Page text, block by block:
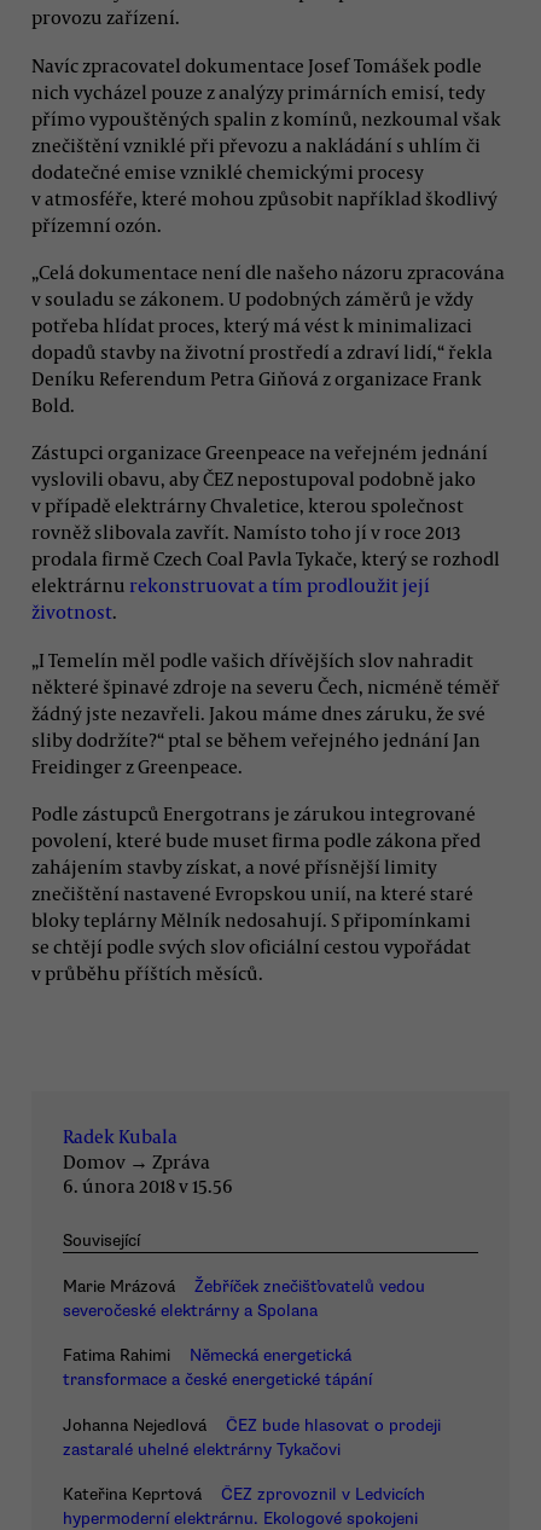
provozu zařízení.
Navíc zpracovatel dokumentace Josef Tomášek podle
nich vycházel pouze z analýzy primárních emisí, tedy
přímo vypouštěných spalin z komínů, nezkoumal však
znečištění vzniklé při převozu a nakládání s uhlím či
dodatečné emise vzniklé chemickými procesy
v atmosféře, které mohou způsobit například škodlivý
přízemní ozón.
„Celá dokumentace není dle našeho názoru zpracována
v souladu se zákonem. U podobných záměrů je vždy
potřeba hlídat proces, který má vést k minimalizaci
dopadů stavby na životní prostředí a zdraví lidí,“ řekla
Deníku Referendum Petra Giňová z organizace Frank
Bold.
Zástupci organizace Greenpeace na veřejném jednání
vyslovili obavu, aby ČEZ nepostupoval podobně jako
v případě elektrárny Chvaletice, kterou společnost
rovněž slibovala zavřít. Namísto toho jí v roce 2013
prodala firmě Czech Coal Pavla Tykače, který se rozhodl
elektrárnu rekonstruovat a tím prodloužit její
životnost.
„I Temelín měl podle vašich dřívějších slov nahradit
některé špinavé zdroje na severu Čech, nicméně téměř
žádný jste nezavřeli. Jakou máme dnes záruku, že své
sliby dodržíte?“ ptal se během veřejného jednání Jan
Freidinger z Greenpeace.
Podle zástupců Energotrans je zárukou integrované
povolení, které bude muset firma podle zákona před
zahájením stavby získat, a nové přísnější limity
znečištění nastavené Evropskou unií, na které staré
bloky teplárny Mělník nedosahují. S připomínkami
se chtějí podle svých slov oficiální cestou vypořádat
v průběhu příštích měsíců.
Radek Kubala
Domov → Zpráva
6. února 2018 v 15.56
Související
Marie Mrázová
Žebříček znečišťovatelů vedou
severočeské elektrárny a Spolana
Fatima Rahimi
Německá energetická
transformace a české energetické tápání
Johanna Nejedlová
ČEZ bude hlasovat o prodeji
zastaralé uhelné elektrárny Tykačovi
Kateřina Keprtová
ČEZ zprovoznil v Ledvicích
hypermoderní elektrárnu. Ekologové spokojeni